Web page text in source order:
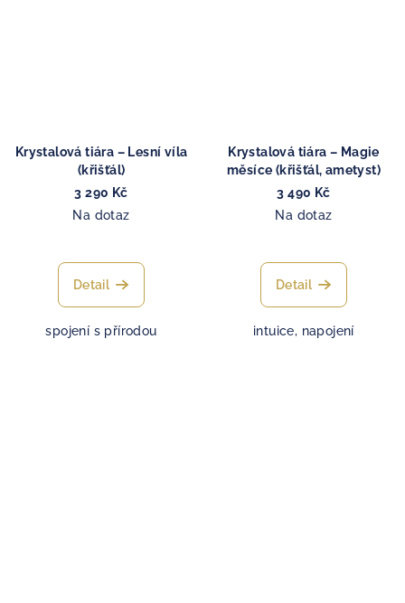
Krystalová tiára – Lesní víla
(křišťál)
3 290 Kč
Na dotaz
Detail
spojení s přírodou
Krystalová tiára – Magie
měsíce (křišťál, ametyst)
3 490 Kč
Na dotaz
Detail
intuice, napojení